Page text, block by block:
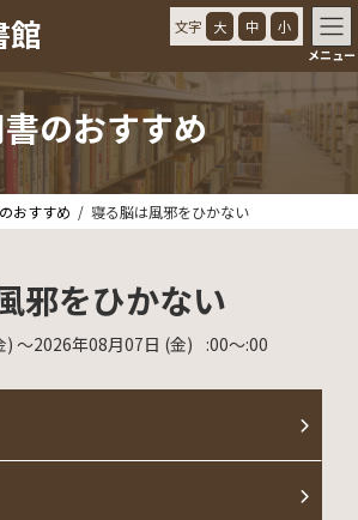
館 文字 大 中 小
メニュー
のおすすめ
おすすめ 寝る脳は風邪をひかない
邪をひかない
) 〜2026年08月07日 (金) :00〜:00